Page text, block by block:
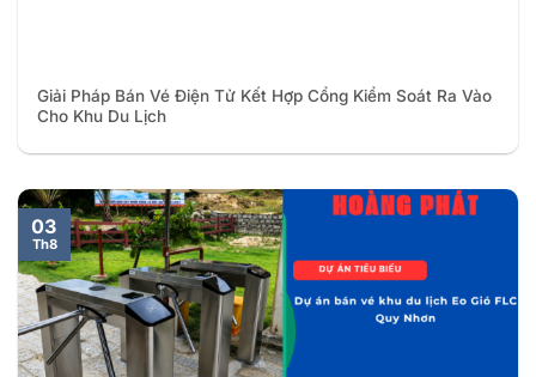
Giải Pháp Bán Vé Điện Tử Kết Hợp Cổng Kiểm Soát Ra Vào
Cho Khu Du Lịch
03
Th8